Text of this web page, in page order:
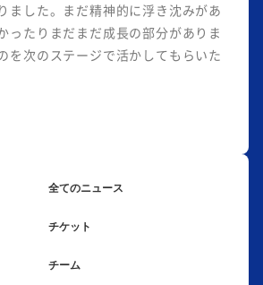
ました。まだ精神的に浮き沈みがあ
ったりまだまだ成長の部分がありま
を次のステージで活かしてもらいた
全てのニュース
チケット
チーム